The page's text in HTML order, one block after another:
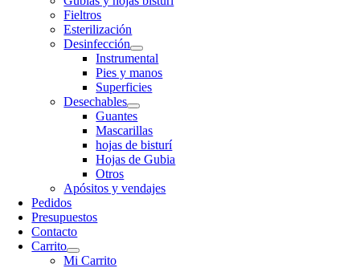
Fieltros
Esterilización
Desinfección
Instrumental
Pies y manos
Superficies
Desechables
Guantes
Mascarillas
hojas de bisturí
Hojas de Gubia
Otros
Apósitos y vendajes
Pedidos
Presupuestos
Contacto
Carrito
Mi Carrito